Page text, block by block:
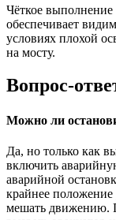
Чёткое выполнение
обеспечивает
условиях плохой
на мосту.
Вопрос-
Можно ли
Да, но только как
включить
аварийной
крайнее
мешать движению.